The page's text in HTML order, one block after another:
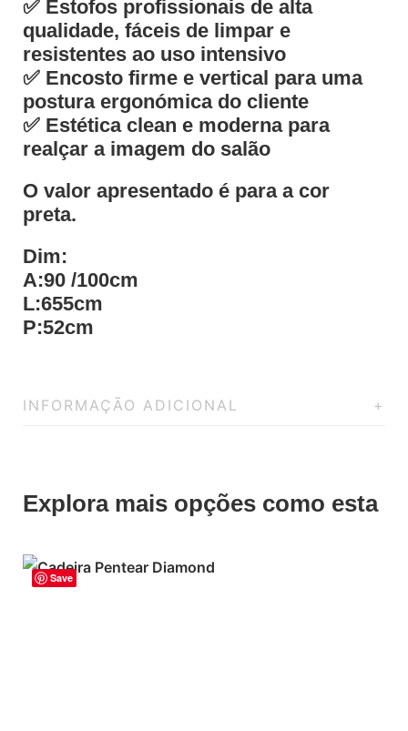
✅ Estofos profissionais de alta
qualidade, fáceis de limpar e
resistentes ao uso intensivo
✅ Encosto firme e vertical para uma
postura ergonómica do cliente
✅ Estética clean e moderna para
realçar a imagem do salão
O valor apresentado é para a cor
preta.
Dim:
A:90 /100cm
L:655cm
P:52cm
INFORMAÇÃO ADICIONAL
Explora mais opções como esta
Save